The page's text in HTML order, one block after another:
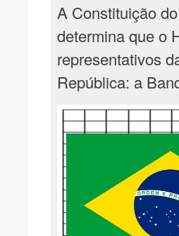
A Constituição
determina que o
representativos
República: a